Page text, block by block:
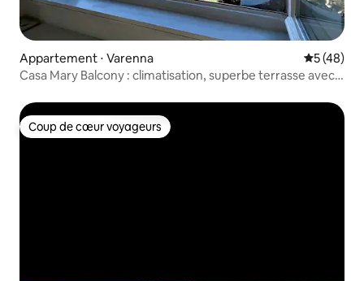
Appartement ⋅ Varenna
5 (48)
Casa Mary Balcony : climatisation, superbe terrasse avec
Coup de cœur voyageurs
Coup de cœur voyageurs